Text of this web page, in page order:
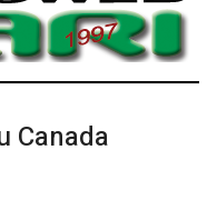
Canada